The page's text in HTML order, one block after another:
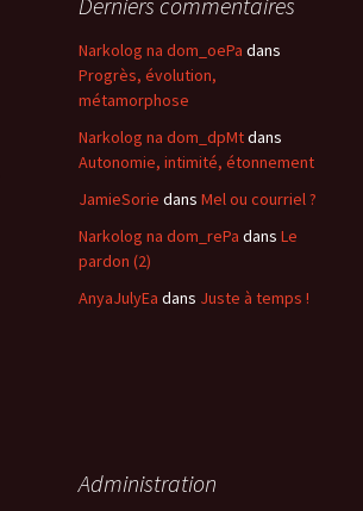
Narkolog na dom_oePa dans
Progrès, évolution,
métamorphose
Narkolog na dom_dpMtdans
Autonomie, intimité, étonnement
JamieSorie dans Mel ou courriel ?
Narkolog na dom_rePa dans Le
pardon (2)
AnyaJulyEa dans Juste à temps !
Administration